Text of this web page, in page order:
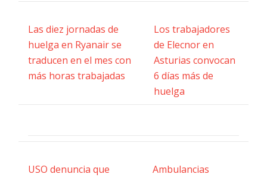
Las diez jornadas de
huelga en Ryanair se
traducen en el mes con
más horas trabajadas
Los trabajadores
de Elecnor en
Asturias convocan
6 días más de
huelga
USO denuncia que
Ambulancias